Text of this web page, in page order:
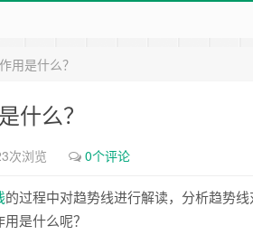
用是什么？
什么？
次浏览 0个评论
的过程中对趋势线进行解读，分析趋势
是什么呢？